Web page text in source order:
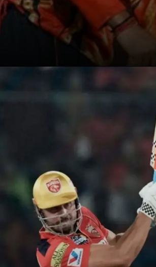
पंजाब की टीम में 3 ऑस्ट्रेलियाई
हैं, जिससे टीम को मजबूती मिलने